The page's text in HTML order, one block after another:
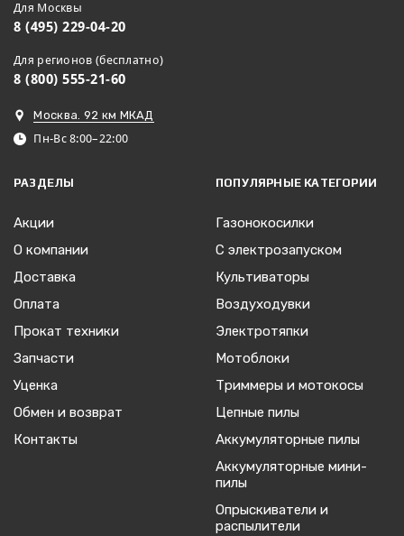
Для Москвы
8 (495) 229-04-20
Для регионов (бесплатно)
8 (800) 555-21-60
Москва. 92 км МКАД
Пн-Вс 8:00–22:00
РАЗДЕЛЫ
Акции
О компании
Доставка
Оплата
Прокат техники
Запчасти
Уценка
Обмен и возврат
Контакты
ПОПУЛЯРНЫЕ КАТЕГОРИИ
Газонокосилки
С электрозапуском
Культиваторы
Воздуходувки
Электротяпки
Мотоблоки
Триммеры и мотокосы
Цепные пилы
Аккумуляторные пилы
Аккумуляторные мини-
пилы
Опрыскиватели и
распылители